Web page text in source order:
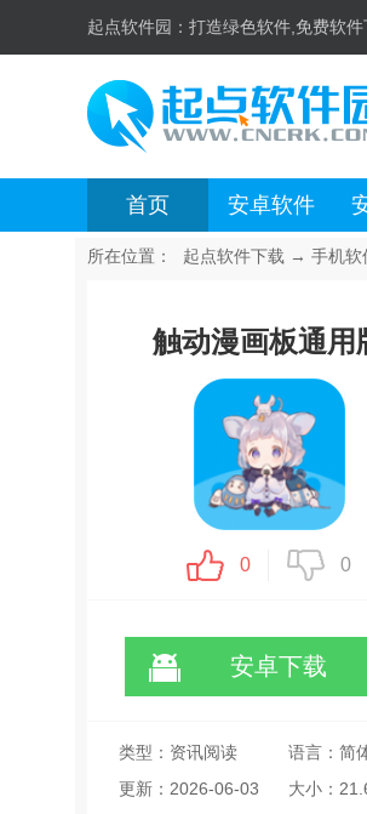
起点软件园： 打造绿色软件,免费软件
首页 安卓软件
所在位置： 起点软件下载 → 手机软
触动漫画板通用
0 0
安卓下载
类型：资讯阅读
语言：简
更新：2026-06-03
大小：